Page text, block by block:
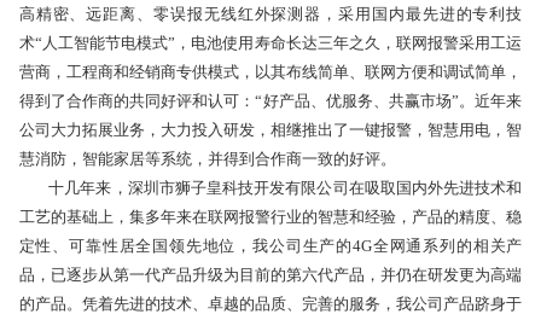
高精密、远距离、零误报无线红外探测器，采用国内最先进的专利技
术“人工智能节电模式”，电池使用寿命长达三年之久，联网报警采用工运
营商，工程商和经销商专供模式，以其布线简单、联网方便和调试简单，
得到了合作商的共同好评和认可：“好产品、优服务、共赢市场”。近年来
公司大力拓展业务，大力投入研发，相继推出了一键报警，智慧用电，智
慧消防，智能家居等系统，并得到合作商一致的好评。
十几年来，深圳市狮子皇科技开发有限公司在吸取国内外先进技术和
工艺的基础上，集多年来在联网报警行业的智慧和经验，产品的精度、稳
定性、可靠性居全国领先地位，我公司生产的4G全网通系列的相关产
品，已逐步从第一代产品升级为目前的第六代产品，并仍在研发更为高端
的产品。凭着先进的技术、卓越的品质、完善的服务，我公司产品跻身于